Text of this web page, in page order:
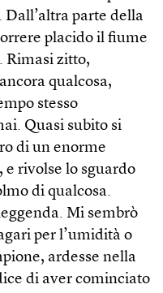
Dall’altra parte della
placido il fiume
Rimasi zitto,
qualcosa,
stesso
Quasi subito si
di un enorme
rivolse lo sguardo
di qualcosa.
Mi sembrò
per l’umidità o
ardesse nella
di aver cominciato